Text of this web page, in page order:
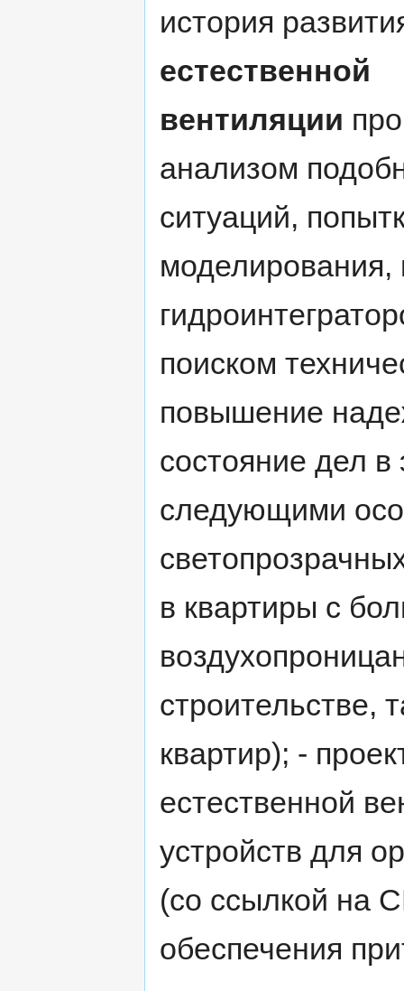
история
естественной
вентиляции
анализом
ситуаций,
поиском
повышение
состояние дел в
следующими
в квартиры с
строительстве,
квартир); -
естественной
устройств для
(со ссылкой на
обеспечения